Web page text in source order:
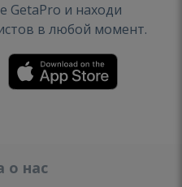
GetaPro и находи
в любой момент.
о нас